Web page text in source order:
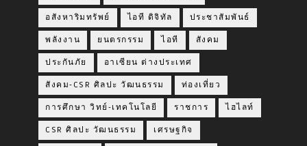
อสังหาริมทรัพย์ ไอที ดิจิทัล ประชาสัมพันธ์
พลังงาน ยนตรกรรม ไอที สังคม
ประกันภัย อาเซียน ต่างประเทศ
สังคม-CSR ศิลปะ วัฒนธรรม ท่องเที่ยว
การศึกษา วิทย์-เทคโนโลยี ราชการ ไฮไลท์
CSR ศิลปะ วัฒนธรรม เศรษฐกิจ